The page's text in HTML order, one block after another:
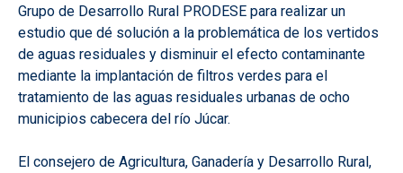
Grupo de Desarrollo Rural PRODESE para realizar un
estudio que dé solución a la problemática de los vertidos
de aguas residuales y disminuir el efecto contaminante
mediante la implantación de filtros verdes para el
tratamiento de las aguas residuales urbanas de ocho
municipios cabecera del río Júcar.
El consejero de Agricultura, Ganadería y Desarrollo Rural,